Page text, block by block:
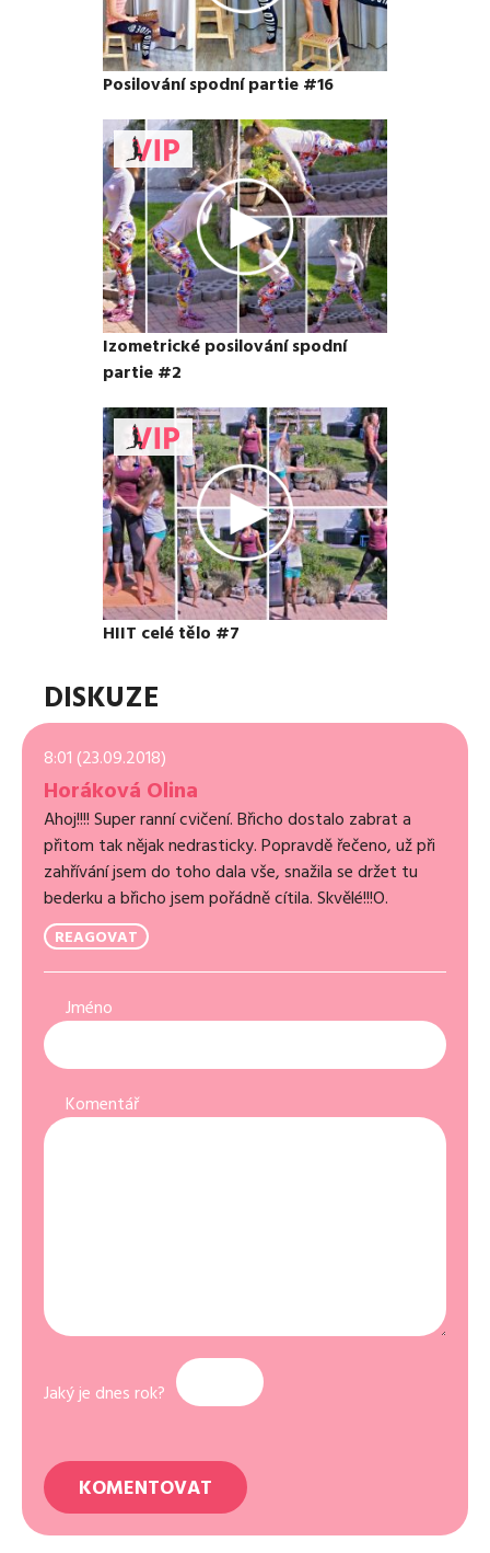
Posilování spodní partie #16
Izometrické posilování spodní
partie #2
HIIT celé tělo #7
DISKUZE
8:01 (23.09.2018)
Horáková Olina
Ahoj!!!! Super ranní cvičení. Břicho dostalo zabrat a
přitom tak nějak nedrasticky. Popravdě řečeno, už při
zahřívání jsem do toho dala vše, snažila se držet tu
bederku a břicho jsem pořádně cítila. Skvělé!!!O.
REAGOVAT
Jméno
Komentář
Jaký je dnes rok?